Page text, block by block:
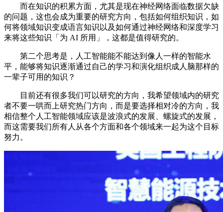
而在知识的积累方面，尤其是现在神经网络面临数据欠缺
的问题，这也会成为重要的研究方向，包括如何组织知识，如
何将领域知识变成语言知识以及如何通过神经网络和深度学习
来将这些知识「为 AI 所用」，这都是值得研究的。
第二个思考是，人工智能能不能达到像人一样的智能水
平，能够将知识逐渐通过自己的学习和演化组织成人脑那样的
一辈子可用的知识？
目前还有很多我们可以研究的方向，我希望领域内的研究
者不要一哄而上研究热门方向，而是要选择相对冷的方向，我
相信整个人工智能领域应该是波浪式的发展、螺旋式的发展，
而这需要我们所有人从各个方面和各个领域来一起为这个目标
努力。